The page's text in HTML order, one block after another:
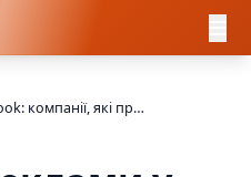
Бойкот реклами у Facebook: компанії, які призупинили оголошення, включають Unilever, Coca-Cola, Verizon, Ben & Jerry's